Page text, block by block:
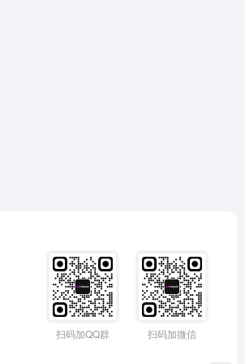
扫码加QQ群 扫码加微信